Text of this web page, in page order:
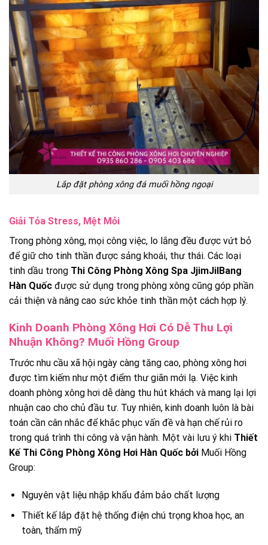
Lắp đặt phòng xông đá muối hồng ngoại
Giải Tỏa Stress, Mệt Mỏi
Trong phòng xông, mọi công việc, lo lắng đều được vứt bỏ
để giữ cho tinh thần được sảng khoái, thư thái. Các loại
tinh dầu trong Thi Công Phòng Xông Spa JjimJilBang
Hàn Quốc được sử dụng trong phòng xông cũng góp phần
cải thiện và nâng cao sức khỏe tinh thần một cách hợp lý.
Kinh Doanh Phòng Xông Hơi Có Dễ Thu Lợi
Nhuận Không? Muối Hồng Group
Trước nhu cầu xã hội ngày càng tăng cao, phòng xông hơi
được tìm kiếm như một điểm thư giãn mới lạ. Việc kinh
doanh phòng xông hơi dễ dàng thu hút khách và mang lại lợi
nhuận cao cho chủ đầu tư. Tuy nhiên, kinh doanh luôn là bài
toán cần cân nhắc để khắc phục vấn đề và hạn chế rủi ro
trong quá trình thi công và vận hành. Một vài lưu ý khi Thiết
Kế Thi Công Phòng Xông Hơi Hàn Quốc bởi Muối Hồng
Group:
Nguyên vật liệu nhập khẩu đảm bảo chất lượng
Thiết kế lắp đặt hệ thống điện chú trọng khoa học, an
toàn, thẩm mỹ